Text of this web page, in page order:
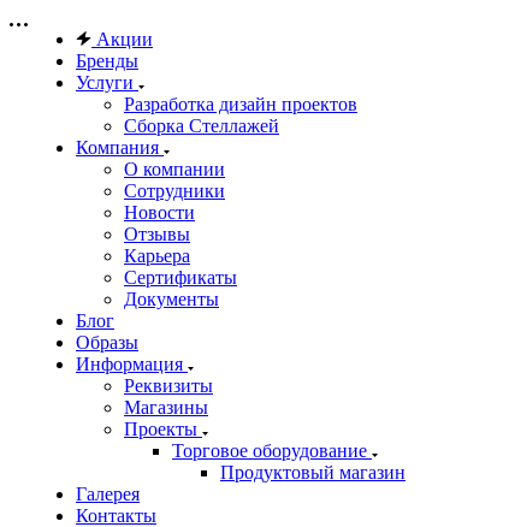
Акции
Бренды
Услуги
Разработка дизайн проектов
Сборка Стеллажей
Компания
О компании
Сотрудники
Новости
Отзывы
Карьера
Сертификаты
Документы
Блог
Образы
Информация
Реквизиты
Магазины
Проекты
Торговое оборудование
Продуктовый магазин
Галерея
Контакты